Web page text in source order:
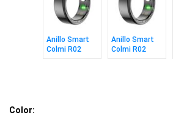
Anillo Smart
Colmi R02
Black Talle 11
Anillo Smart
Colmi R02
Black Talle 8
Color: